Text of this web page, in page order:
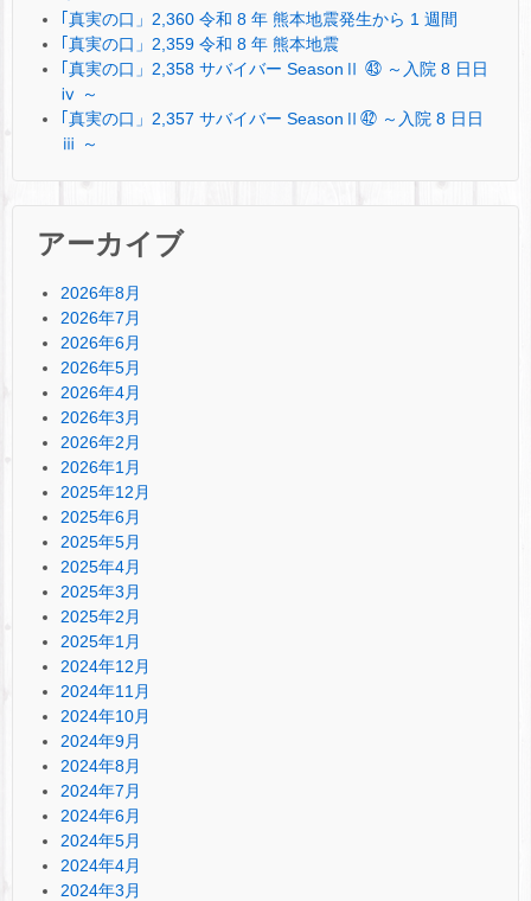
｢真実の口」2,360 令和 8 年 熊本地震発生から 1 週間
｢真実の口」2,359 令和 8 年 熊本地震
｢真実の口」2,358 サバイバー SeasonⅡ ㊸ ～入院 8 日日
ⅳ ～
｢真実の口」2,357 サバイバー SeasonⅡ㊷ ～入院 8 日日
ⅲ ～
アーカイブ
2026年8月
2026年7月
2026年6月
2026年5月
2026年4月
2026年3月
2026年2月
2026年1月
2025年12月
2025年6月
2025年5月
2025年4月
2025年3月
2025年2月
2025年1月
2024年12月
2024年11月
2024年10月
2024年9月
2024年8月
2024年7月
2024年6月
2024年5月
2024年4月
2024年3月